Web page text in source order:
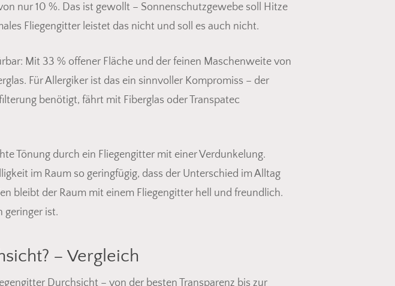
nur 10 %. Das ist gewollt – Sonnenschutzgewebe soll Hitze
Fliegengitter leistet das nicht und soll es auch nicht.
Mit 33 % offener Fläche und der feinen Maschenweite von
Für Allergiker ist das ein sinnvoller Kompromiss – der
benötigt, fährt mit Fiberglas oder Transpatec
Tönung durch ein Fliegengitter mit einer Verdunkelung.
im Raum so geringfügig, dass der Unterschied im Alltag
bleibt der Raum mit einem Fliegengitter hell und freundlich.
geringer ist.
– Vergleich
Durchsicht – von der besten Transparenz bis zur